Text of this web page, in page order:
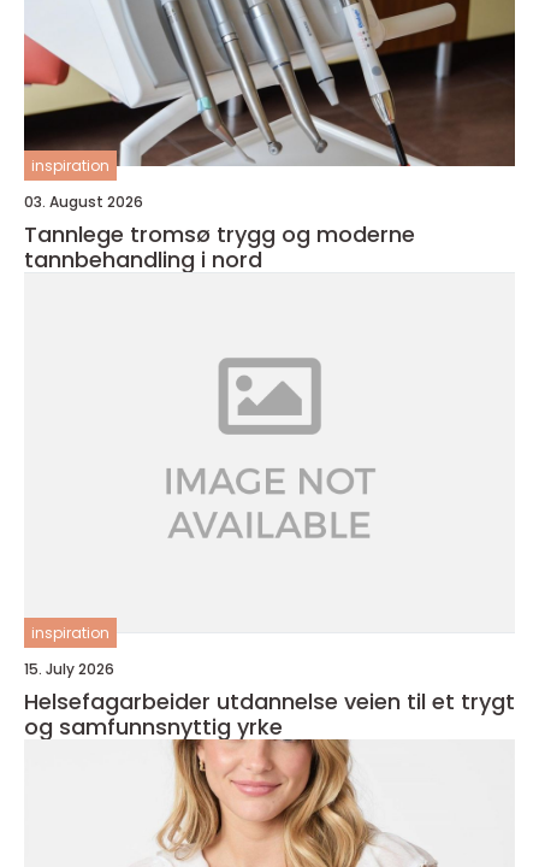
inspiration
03. August 2026
Tannlege tromsø trygg og moderne
tannbehandling i nord
inspiration
15. July 2026
Helsefagarbeider utdannelse veien til et trygt
og samfunnsnyttig yrke